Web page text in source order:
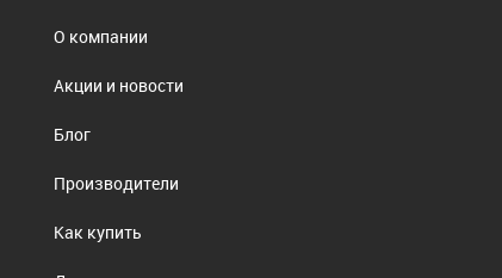
О компании
Акции и новости
Блог
Производители
Как купить